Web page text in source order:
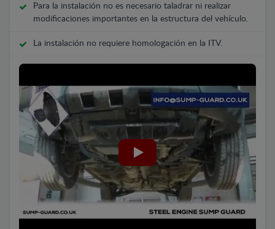
Para la instalación no es necesario taladrar ni realizar
modificaciones importantes en la estructura del vehículo.
La instalación no requiere homologación en la ITV.